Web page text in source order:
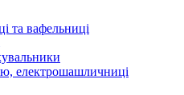
та вафельниці
електрошашличниці